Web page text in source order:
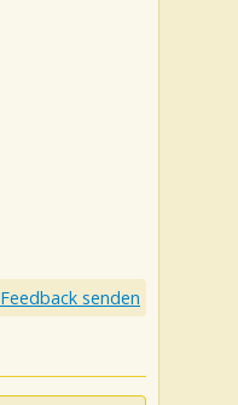
Feedback senden